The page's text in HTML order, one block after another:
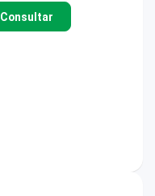
Consultar